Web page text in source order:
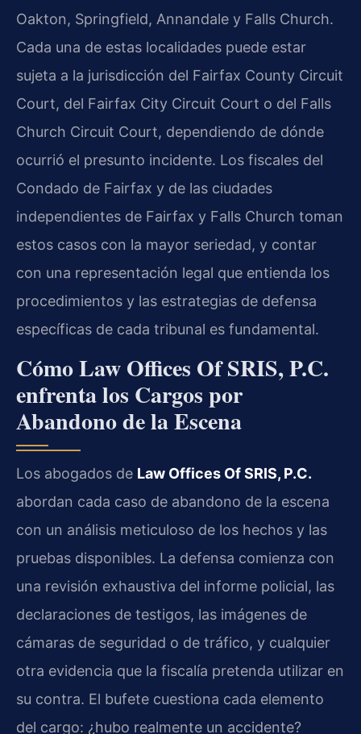
Oakton, Springfield, Annandale y Falls Church.
Cada una de estas localidades puede estar
sujeta a la jurisdicción del Fairfax County Circuit
Court, del Fairfax City Circuit Court o del Falls
Church Circuit Court, dependiendo de dónde
ocurrió el presunto incidente. Los fiscales del
Condado de Fairfax y de las ciudades
independientes de Fairfax y Falls Church toman
estos casos con la mayor seriedad, y contar
con una representación legal que entienda los
procedimientos y las estrategias de defensa
específicas de cada tribunal es fundamental.
Cómo Law Offices Of SRIS, P.C.
enfrenta los Cargos por
Abandono de la Escena
Los abogados de Law Offices Of SRIS, P.C.
abordan cada caso de abandono de la escena
con un análisis meticuloso de los hechos y las
pruebas disponibles. La defensa comienza con
una revisión exhaustiva del informe policial, las
declaraciones de testigos, las imágenes de
cámaras de seguridad o de tráfico, y cualquier
otra evidencia que la fiscalía pretenda utilizar en
su contra. El bufete cuestiona cada elemento
del cargo: ¿hubo realmente un accidente?